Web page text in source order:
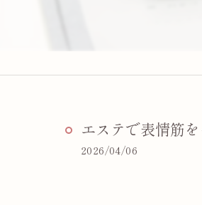
エステで表情筋
2026/04/06